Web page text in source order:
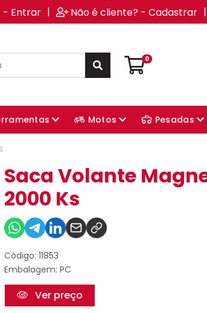
- Entrar | Não é cliente? - Cadastrar |
0
Motos Pesadas
Saca Volante
2000 Ks
Código: 11853
Embalagem: PC
Ver preço